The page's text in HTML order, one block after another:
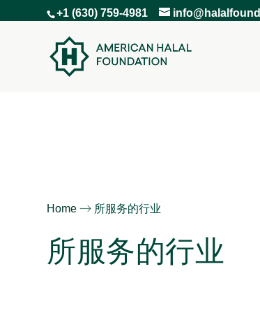
+1 (630) 759-4981
Home 所服务的行业
所服务的行业